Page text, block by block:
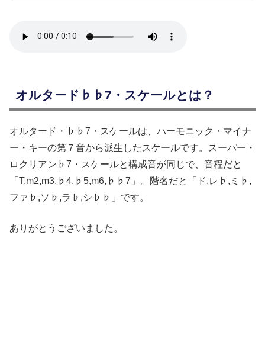
オルタード♭♭7・スケールとは？
オルタード・♭♭7・スケールは、ハーモニック・マイナ
ー・キーの第７音から派生したスケールです。スーパー・
ロクリアン♭7・スケールと構成音が同じで、音程だと
「T,m2,m3,♭4,♭5,m6,♭♭7」。階名だと「ド,レ♭,ミ♭,
ファ♭,ソ♭,ラ♭,シ♭♭」です。
ありがとうございました。